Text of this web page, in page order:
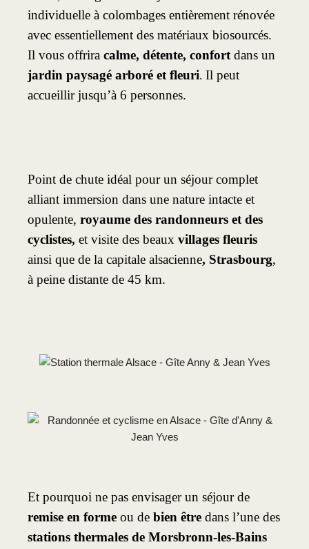
individuelle à colombages entièrement rénovée
avec essentiellement des matériaux biosourcés.
Il vous offrira calme, détente, confort dans un
jardin paysagé arboré et fleuri. Il peut
accueillir jusqu’à 6 personnes.
Point de chute idéal pour un séjour complet
alliant immersion dans une nature intacte et
opulente, royaume des randonneurs et des
cyclistes, et visite des beaux villages fleuris
ainsi que de la capitale alsacienne, Strasbourg,
à peine distante de 45 km.
Et pourquoi ne pas envisager un séjour de
remise en forme ou de bien être dans l’une des
stations thermales de Morsbronn-les-Bains